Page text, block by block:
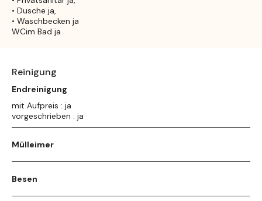
• Dusche ja,
• Waschbecken ja
WCim Bad ja
Reinigung
Endreinigung
mit Aufpreis : ja
vorgeschrieben : ja
Mülleimer
Besen